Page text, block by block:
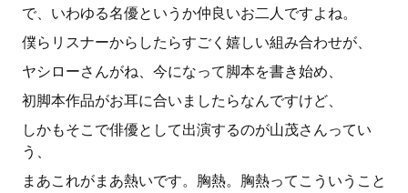
で、いわゆる名優というか仲良いお二人ですよね。
僕らリスナーからしたらすごく嬉しい組み合わせが、
ヤシローさんがね、今になって脚本を書き始め、
初脚本作品がお耳に合いましたらなんですけど、
しかもそこで俳優として出演するのが山茂さんってい
う、
まあこれがまあ熱いです。胸熱。胸熱ってこういうこと